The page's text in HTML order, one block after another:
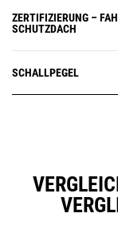
ZERTIFIZIERUNG –
SCHUTZDACH
SCHALLPEGEL